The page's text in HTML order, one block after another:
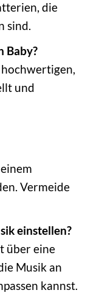
die
sind.
Baby?
hochwertigen,
und
Vermeide
einstellen?
über eine
Musik an
kannst.